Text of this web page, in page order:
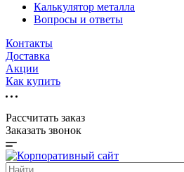
Калькулятор металла
Вопросы и ответы
Контакты
Доставка
Акции
Как купить
Рассчитать заказ
Заказать звонок